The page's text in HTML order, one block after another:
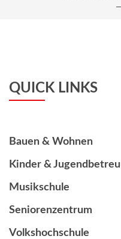
QUICK LINKS
Bauen & Wohnen
Kinder &
Musikschule
Seniorenzentrum
Volkshochschule